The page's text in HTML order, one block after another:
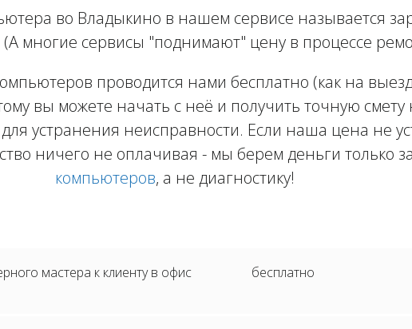
во Владыкино в нашем сервисе называется
(А многие сервисы "поднимают" цену в процессе
проводится нами бесплатно (как на
вы можете начать с неё и получить точную смету
устранения неисправности. Если наша цена не
ничего не оплачивая - мы берем деньги только за
компьютеров, а не диагностику!
мастера к клиенту в офис
бесплатно